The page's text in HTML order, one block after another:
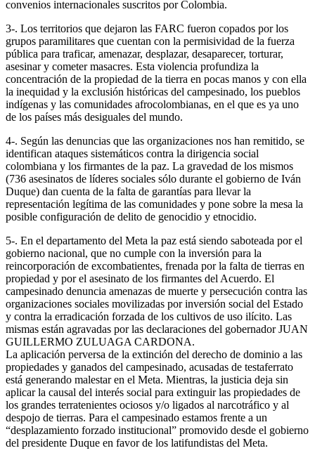
convenios internacionales suscritos por Colombia.
3-. Los territorios que dejaron las FARC fueron copados por los
grupos paramilitares que cuentan con la permisividad de la fuerza
pública para traficar, amenazar, desplazar, desaparecer, torturar,
asesinar y cometer masacres. Esta violencia profundiza la
concentración de la propiedad de la tierra en pocas manos y con ella
la inequidad y la exclusión históricas del campesinado, los pueblos
indígenas y las comunidades afrocolombianas, en el que es ya uno
de los países más desiguales del mundo.
4-. Según las denuncias que las organizaciones nos han remitido, se
identifican ataques sistemáticos contra la dirigencia social
colombiana y los firmantes de la paz. La gravedad de los mismos
(736 asesinatos de líderes sociales sólo durante el gobierno de Iván
Duque) dan cuenta de la falta de garantías para llevar la
representación legítima de las comunidades y pone sobre la mesa la
posible configuración de delito de genocidio y etnocidio.
5-. En el departamento del Meta la paz está siendo saboteada por el
gobierno nacional, que no cumple con la inversión para la
reincorporación de excombatientes, frenada por la falta de tierras en
propiedad y por el asesinato de los firmantes del Acuerdo. El
campesinado denuncia amenazas de muerte y persecución contra las
organizaciones sociales movilizadas por inversión social del Estado
y contra la erradicación forzada de los cultivos de uso ilícito. Las
mismas están agravadas por las declaraciones del gobernador JUAN
GUILLERMO ZULUAGA CARDONA.
La aplicación perversa de la extinción del derecho de dominio a las
propiedades y ganados del campesinado, acusadas de testaferrato
está generando malestar en el Meta. Mientras, la justicia deja sin
aplicar la causal del interés social para extinguir las propiedades de
los grandes terratenientes ociosos y/o ligados al narcotráfico y al
despojo de tierras. Para el campesinado estamos frente a un
“desplazamiento forzado institucional” promovido desde el gobierno
del presidente Duque en favor de los latifundistas del Meta.